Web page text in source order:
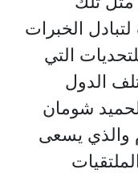
الخبرات
التي
الدول
شومان
والذي يسعى